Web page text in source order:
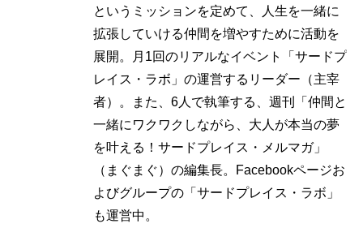
というミッションを定めて、人生を一緒に
拡張していける仲間を増やすために活動を
展開。月1回のリアルなイベント「サードプ
レイス・ラボ」の運営するリーダー（主宰
者）。また、6人で執筆する、週刊「仲間と
一緒にワクワクしながら、大人が本当の夢
を叶える！サードプレイス・メルマガ」
（まぐまぐ）の編集長。Facebookページお
よびグループの「サードプレイス・ラボ」
も運営中。